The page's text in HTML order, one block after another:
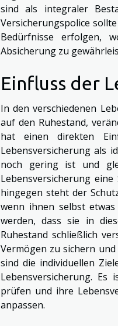
sind als integraler
Versicherungspolice
Bedürfnisse erfolgen,
Absicherung zu
Einfluss der
In den verschiedenen
auf den Ruhestand,
hat einen direkten
Lebensversicherung als
noch gering ist und
Lebensversicherung
hingegen steht der
wenn ihnen selbst
werden, dass sie in
Ruhestand schließlich
Vermögen zu sichern
sind die individuellen
Lebensversicherung. Es
prüfen und ihre
anpassen.